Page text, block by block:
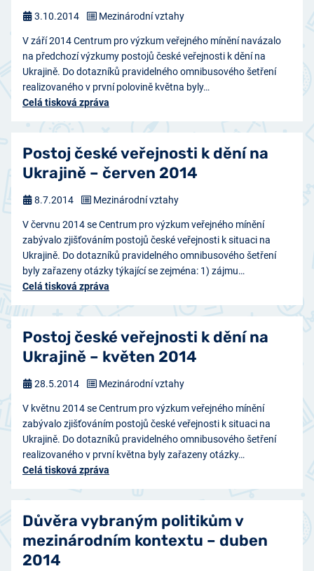
V září 2014 Centrum pro výzkum veřejného mínění navázalo
na předchozí výzkumy postojů české veřejnosti k dění na
Ukrajině. Do dotazníků pravidelného omnibusového šetření
realizovaného v první polovině května byly…
Celá tisková zpráva
3.10.2014 Mezinárodní vztahy
Postoj české veřejnosti k dění na
Ukrajině – červen 2014
V červnu 2014 se Centrum pro výzkum veřejného mínění
zabývalo zjišťováním postojů české veřejnosti k situaci na
Ukrajině. Do dotazníků pravidelného omnibusového šetření
byly zařazeny otázky týkající se zejména: 1) zájmu…
Celá tisková zpráva
8.7.2014 Mezinárodní vztahy
Postoj české veřejnosti k dění na
Ukrajině – květen 2014
V květnu 2014 se Centrum pro výzkum veřejného mínění
zabývalo zjišťováním postojů české veřejnosti k situaci na
Ukrajině. Do dotazníků pravidelného omnibusového šetření
realizovaného v první května byly zařazeny otázky…
Celá tisková zpráva
28.5.2014 Mezinárodní vztahy
Důvěra vybraným politikům v
mezinárodním kontextu – duben
2014